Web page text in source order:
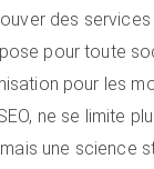
des
pour toute
pour les
ne se limite
une science